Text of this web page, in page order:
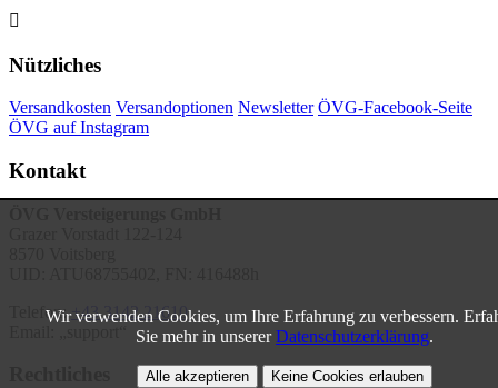
Wir verwenden Cookies, um Ihre Erfahrung zu verbessern.
Sie mehr in unsererDatenschutzerklärung.
Alle akzeptieren Keine Cookies erlauben

Nützliches
Versandkosten Versandoptionen Newsletter ÖVG-Facebook-Seite
ÖVG auf Instagram
Kontakt
Telefon:+43 3142 21610